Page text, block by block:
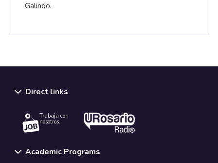
Galindo.
Direct links
Trabaja con
nosotros.
Academic Programs